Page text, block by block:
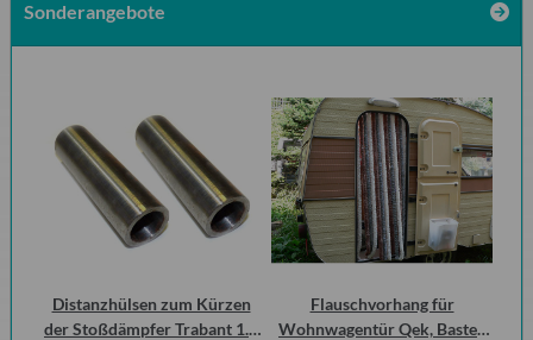
Sonderangebote
Distanzhülsen zum Kürzen
der Stoßdämpfer Trabant 1.1
Flauschvorhang für
Wohnwagentür Qek, Bastei,